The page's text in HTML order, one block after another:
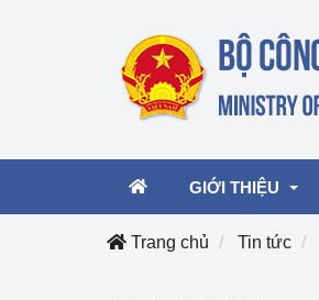
GIỚI THIỆU
Trang chủ Tin tức